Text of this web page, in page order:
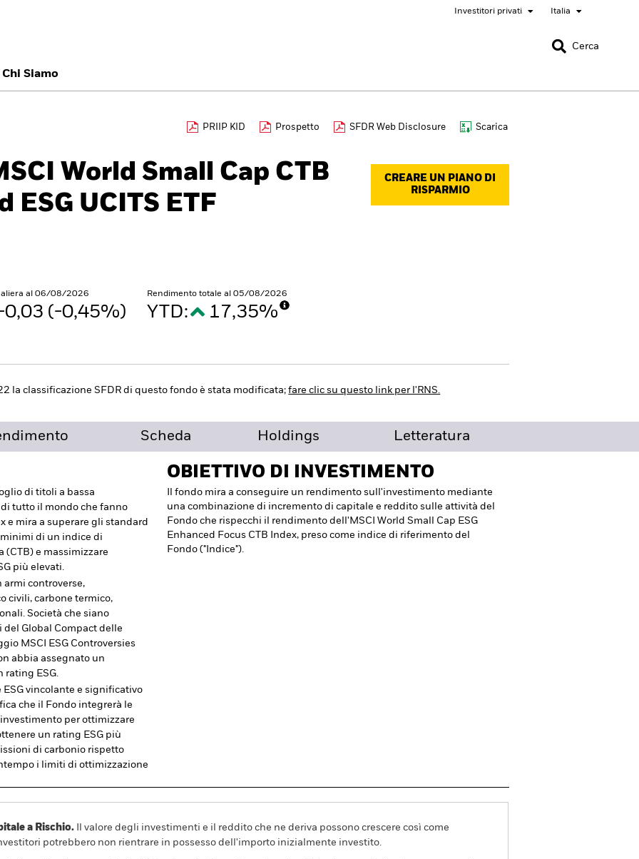
Investitori privati Italia
CHIUDI
CHIUDI
Brazil Canada Chile
Hong Kong - 香港 Italia Korea - 한국
Cerca
Chi Siamo
PRIIP KID Prospetto SFDR Web Disclosure Scarica
World Small Cap CTB
ESG UCITS ETF
CREARE UN PIANO DI
RISPARMIO
al 06/08/2026
0,03 (-0,45%)
Rendimento totale al 05/08/2026
YTD: 17,35%
la classificazione SFDR di questo fondo è stata modificata;fare clic su questo link per l'RNS.
Scheda Holdings Letteratura
di titoli a bassa
tutto il mondo che fanno
e mira a superare gli standard
di un indice di
e massimizzare
più elevati.
armi controverse,
civili, carbone termico,
Società che siano
Global Compact delle
MSCI ESG Controversies
abbia assegnato un
rating ESG.
vincolante e significativo
che il Fondo integrerà le
per ottimizzare
un rating ESG più
di carbonio rispetto
i limiti di ottimizzazione
OBIETTIVO DI INVESTIMENTO
Il fondo mira a conseguire un rendimento sull'investimento mediante
una combinazione di incremento di capitale e reddito sulle attività del
Fondo che rispecchi il rendimento dell'MSCI World Small Cap ESG
Enhanced Focus CTB Index, preso come indice di riferimento del
Fondo ("Indice").
a Rischio. Il valore degli investimenti e il reddito che ne deriva possono crescere così come
potrebbero non rientrare in possesso dell'importo inizialmente investito.